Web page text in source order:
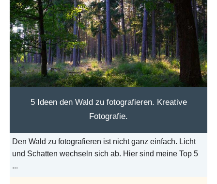
5 Ideen den Wald zu fotografieren. Kreative
Fotografie.
Den Wald zu fotografieren ist nicht ganz einfach. Licht
und Schatten wechseln sich ab. Hier sind meine Top 5
...